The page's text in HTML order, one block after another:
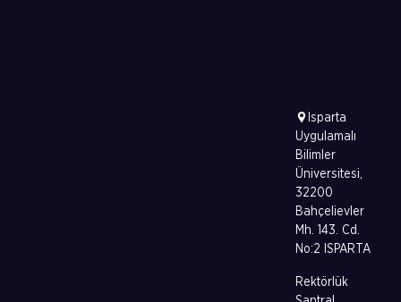
Isparta
Uygulamalı
Bilimler
Üniversitesi,
32200
Bahçelievler
Mh. 143. Cd.
No:2 ISPARTA
Rektörlük